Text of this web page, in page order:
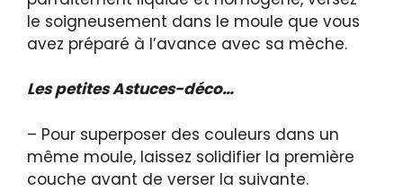
le soigneusement dans le moule que vous
avez préparé à l’avance avec sa mèche.
Les petites Astuces-déco…
– Pour superposer des couleurs dans un
même moule, laissez solidifier la première
couche avant de verser la suivante.